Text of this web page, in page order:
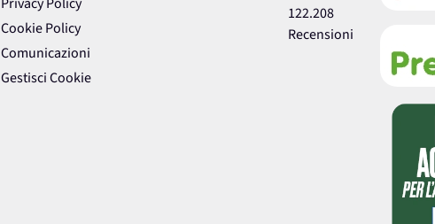
Cookie Policy
Comunicazioni
Gestisci Cookie
122.208
Recensioni